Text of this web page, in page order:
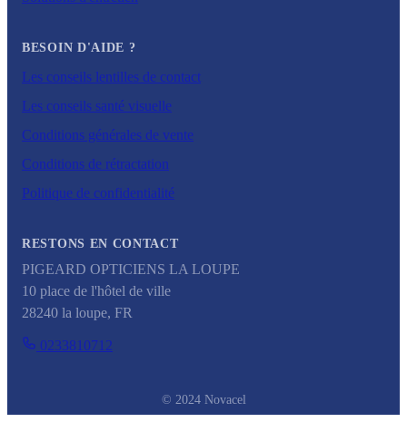
BESOIN D'AIDE ?
Les conseils lentilles de contact
Les conseils santé visuelle
Conditions générales de vente
Conditions de rétractation
Politique de confidentialité
RESTONS EN CONTACT
PIGEARD OPTICIENS LA LOUPE
10 place de l'hôtel de ville
28240 la loupe, FR
0233810712
© 2024 Novacel